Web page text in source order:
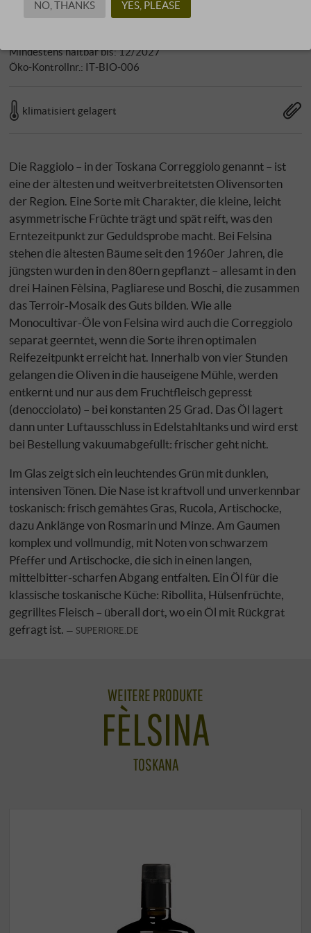
Eiweiß: 0 g
Mindestens haltbar bis: 12/2027
Öko-Kontrollnr.: IT‑BIO‑006
klimatisiert gelagert
Die Raggiolo – in der Toskana Correggiolo genannt – ist
eine der ältesten und weitverbreitetsten Olivensorten
der Region. Eine Sorte mit Charakter, die kleine, leicht
asymmetrische Früchte trägt und spät reift, was den
Erntezeitpunkt zur Geduldsprobe macht. Bei Felsina
stehen die ältesten Bäume seit den 1960er Jahren, die
jüngsten wurden in den 80ern gepflanzt – allesamt in den
drei Hainen Fèlsina, Pagliarese und Boschi, die zusammen
das Terroir-Mosaik des Guts bilden. Wie alle
Monocultivar-Öle von Felsina wird auch die Correggiolo
separat geerntet, wenn die Sorte ihren optimalen
Reifezeitpunkt erreicht hat. Innerhalb von vier Stunden
gelangen die Oliven in die hauseigene Mühle, werden
entkernt und nur aus dem Fruchtfleisch gepresst
(denocciolato) – bei konstanten 25 Grad. Das Öl lagert
dann unter Luftausschluss in Edelstahltanks und wird erst
bei Bestellung vakuumabgefüllt: frischer geht nicht.
Im Glas zeigt sich ein leuchtendes Grün mit dunklen,
intensiven Tönen. Die Nase ist kraftvoll und unverkennbar
toskanisch: frisch gemähtes Gras, Rucola, Artischocke,
dazu Anklänge von Rosmarin und Minze. Am Gaumen
komplex und vollmundig, mit Noten von schwarzem
Pfeffer und Artischocke, die sich in einen langen,
mittelbitter-scharfen Abgang entfalten. Ein Öl für die
klassische toskanische Küche: Ribollita, Hülsenfrüchte,
gegrilltes Fleisch – überall dort, wo ein Öl mit Rückgrat
gefragt ist.
SUPERIORE.DE
WEITERE PRODUKTE
FÈLSINA
TOSKANA
NO, THANKS YES, PLEASE